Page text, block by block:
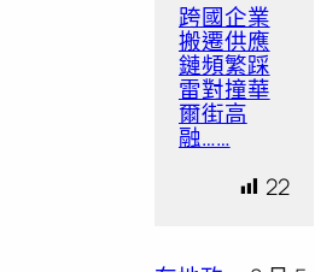
跨國企業
搬遷供應
鏈頻繁踩
雷對撞華
爾街高
融……
22